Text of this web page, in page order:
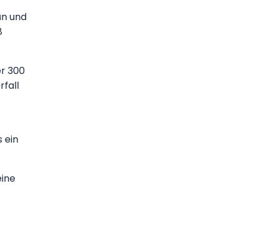
und
300
ein